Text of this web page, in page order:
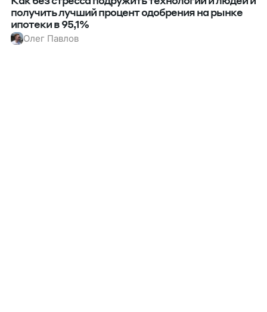
получить лучший процент одобрения на рынке
ипотеки в 95,1%
Олег Павлов